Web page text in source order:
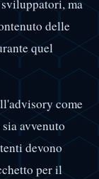
ma
delle
quel
come
avvenuto
devono
per il